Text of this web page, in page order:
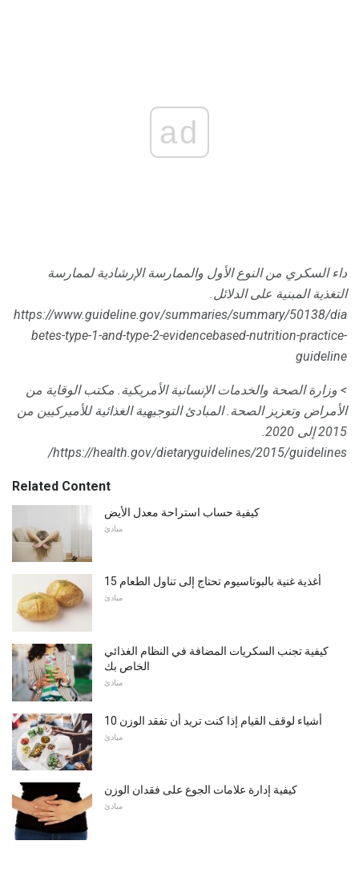
ad
داء السكري من النوع الأول والممارسة الإرشادية لممارسة
التغذية المبنية على الدلائل.
https://www.guideline.gov/summaries/summary/50138/dia
betes-type-1-and-type-2-evidencebased-nutrition-practice-
guideline
> وزارة الصحة والخدمات الإنسانية الأمريكية. مكتب الوقاية من
الأمراض وتعزيز الصحة. المبادئ التوجيهية الغذائية للأميركيين من
2015 إلى 2020.
https://health.gov/dietaryguidelines/2015/guidelines/
Related Content
كيفية حساب استراحة معدل الأيض
مبادئ
15 أغذية غنية بالبوتاسيوم تحتاج إلى تناول الطعام
مبادئ
كيفية تجنب السكريات المضافة في النظام الغذائي
الخاص بك
مبادئ
10 أشياء لوقف القيام إذا كنت تريد أن تفقد الوزن
مبادئ
كيفية إدارة علامات الجوع على فقدان الوزن
مبادئ